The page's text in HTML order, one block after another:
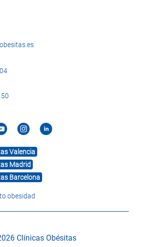
Valencia
Madrid
Barcelona
obesidad
Clínicas Obésitas